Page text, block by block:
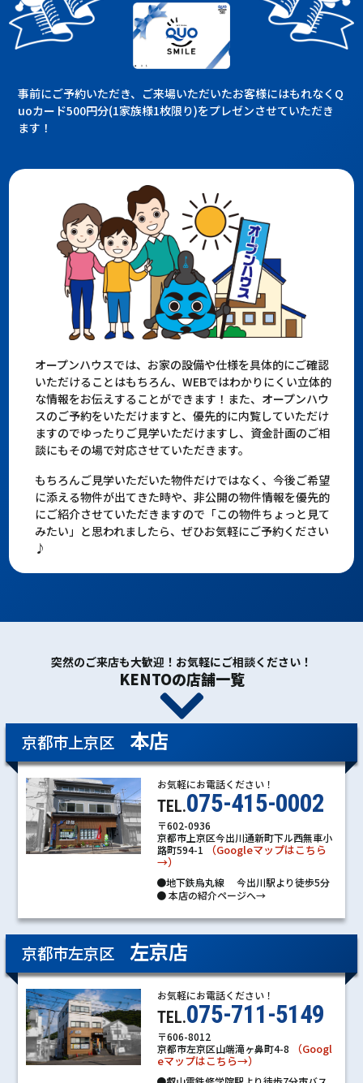
事前にご予約いただき、ご来場いただいたお客様にはもれなくQ
uoカード500円分(1家族様1枚限り)をプレゼンさせていただき
ます！
オープンハウスでは、お家の設備や仕様を具体的にご確認
いただけることはもちろん、WEBではわかりにくい立体的
な情報をお伝えすることができます！また、オープンハウ
スのご予約をいただけますと、優先的に内覧していただけ
ますのでゆったりご見学いただけますし、資金計画のご相
談にもその場で対応させていただきます。
もちろんご見学いただいた物件だけではなく、今後ご希望
に添える物件が出てきた時や、非公開の物件情報を優先的
にご紹介させていただきますので「この物件ちょっと見て
みたい」と思われましたら、ぜひお気軽にご予約ください
♪
突然のご来店も大歓迎！お気軽にご相談ください！
KENTOの店舗一覧
京都市上京区 本店
お気軽にお電話ください！
TEL.075-415-0002
〒602-0936
京都市上京区今出川通新町下ル西無車小
路町594-1
（Googleマップはこちら
→）
●地下鉄烏丸線 今出川駅より徒歩5分
●本店の紹介ページへ→
京都市左京区 左京店
お気軽にお電話ください！
TEL.075-711-5149
〒606-8012
京都市左京区山端滝ヶ鼻町4-8
（Googl
eマップはこちら→）